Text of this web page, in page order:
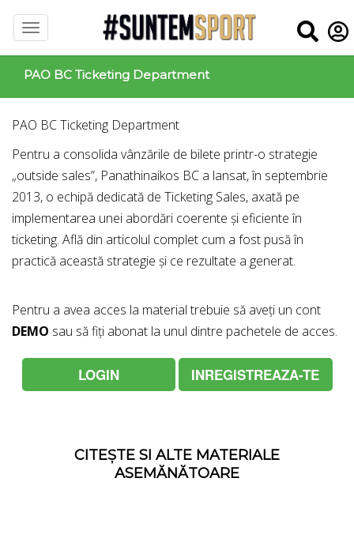
PAO BC Ticketing Department
PAO BC Ticketing Department
Pentru a consolida vânzările de bilete printr-o strategie
„outside sales”, Panathinaikos BC a lansat, în septembrie
2013, o echipă dedicată de Ticketing Sales, axată pe
implementarea unei abordări coerente și eficiente în
ticketing. Află din articolul complet cum a fost pusă în
practică această strategie și ce rezultate a generat.
Pentru a avea acces la material trebuie să aveți un cont
DEMO sau să fiți abonat la unul dintre pachetele de acces.
LOGIN INREGISTREAZA-TE
CITEȘTE SI ALTE MATERIALE
ASEMĂNĂTOARE